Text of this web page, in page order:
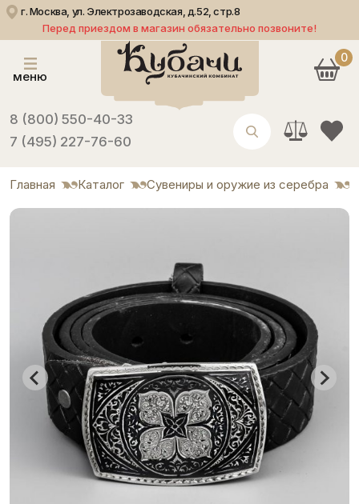
г. Москва, ул. Электрозаводская, д.52, стр.8
Перед приездом в магазин обязательно позвоните!
меню
8 (800) 550-40-33
7 (495) 227-76-60
0
Главная Каталог Сувениры и оружие из серебра